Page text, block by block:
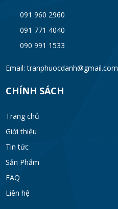
091 960 2960
091 771 4040
090 991 1533
Email: tranphuocdanh@gmail.com
CHÍNH SÁCH
Trang chủ
Giới thiệu
Tin tức
Sản Phẩm
FAQ
Liên hệ